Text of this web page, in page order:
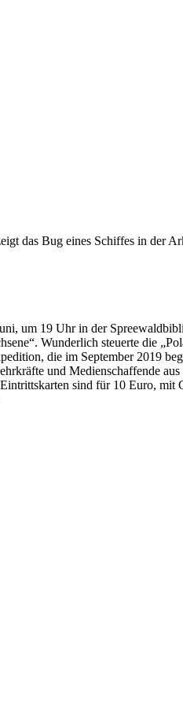
um 19 Uhr in der
Wunderlich steuerte die
die im September 2019
und Medienschaffende
sind für 10 Euro,